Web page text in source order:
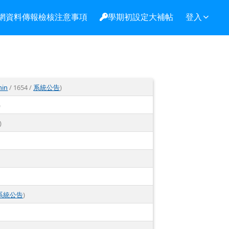
資料傳報檢核注意事項 學期初設定大補帖 登入
/ 1654 / 系統公告)
)
統公告)